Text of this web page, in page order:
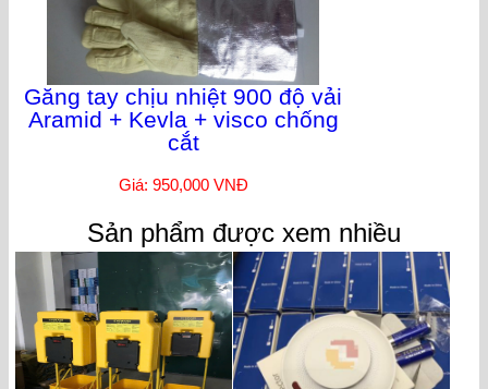
Găng tay chịu nhiệt 900 độ vải
Aramid + Kevla + visco chống
cắt
Giá: 950,000 VNĐ
Sản phẩm được xem nhiều